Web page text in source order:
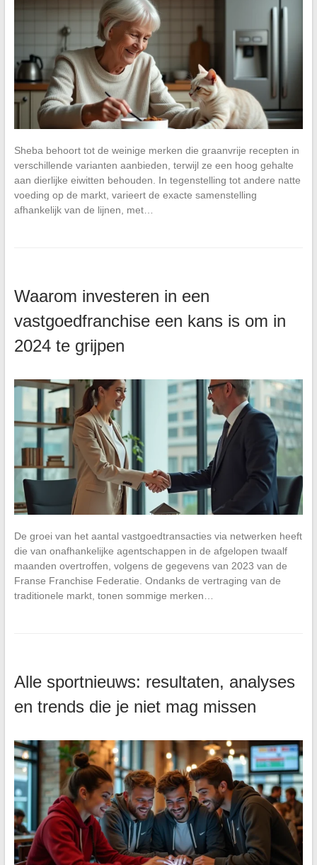
Sheba behoort tot de weinige merken die graanvrije recepten in
verschillende varianten aanbieden, terwijl ze een hoog gehalte
aan dierlijke eiwitten behouden. In tegenstelling tot andere natte
voeding op de markt, varieert de exacte samenstelling
afhankelijk van de lijnen, met…
Waarom investeren in een
vastgoedfranchise een kans is om in
2024 te grijpen
De groei van het aantal vastgoedtransacties via netwerken heeft
die van onafhankelijke agentschappen in de afgelopen twaalf
maanden overtroffen, volgens de gegevens van 2023 van de
Franse Franchise Federatie. Ondanks de vertraging van de
traditionele markt, tonen sommige merken…
Alle sportnieuws: resultaten, analyses
en trends die je niet mag missen